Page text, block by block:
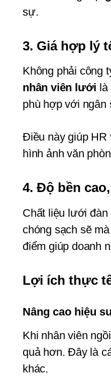
sự.
3. Giá hợp lý
Không phải công
nhân viên lưới
phù hợp với ngân
Điều này giúp HR
hình ảnh văn
4. Độ bền
Chất liệu lưới đàn
chóng sạch sẽ
điểm giúp doanh
Lợi ích thực
Nâng cao hiệu
Khi nhân viên
quả hơn. Đây là
khác.